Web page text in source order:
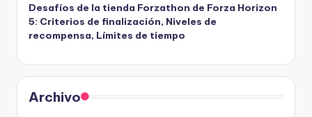
Desafíos de la tienda Forzathon de Forza Horizon
5: Criterios de finalización, Niveles de
recompensa, Límites de tiempo
Archivo